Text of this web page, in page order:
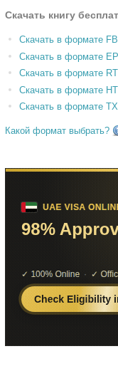
Скачать книгу
Скачать в формате
Скачать в формате
Скачать в формате
Скачать в формате
Скачать в формате
Какой формат выбрать?